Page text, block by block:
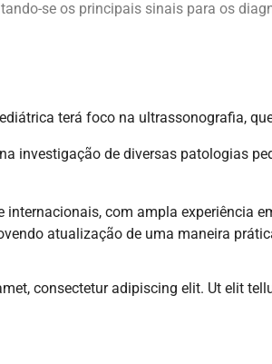
se os principais sinais para os
terá foco na ultrassonografia,
investigação de diversas patologias
internacionais, com ampla experiência
atualização de uma maneira
consectetur adipiscing elit. Ut elit